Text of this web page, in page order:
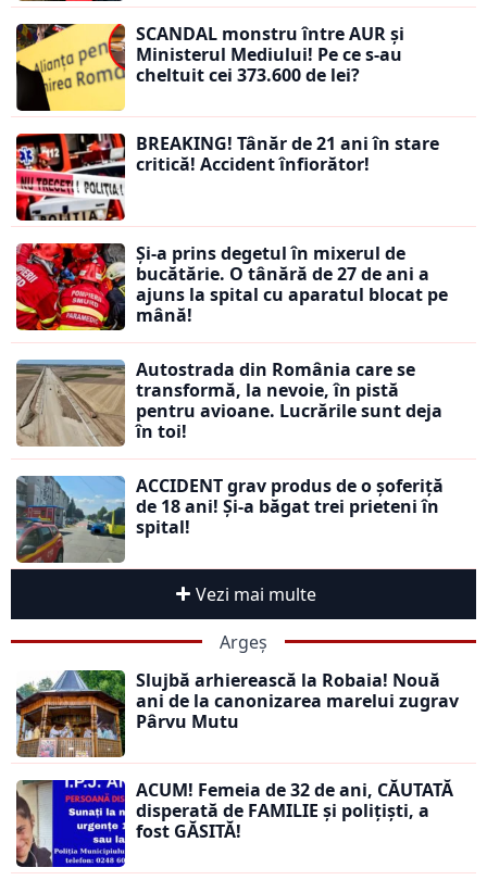
SCANDAL monstru între AUR și
Ministerul Mediului! Pe ce s-au
cheltuit cei 373.600 de lei?
BREAKING! Tânăr de 21 ani în stare
critică! Accident înfiorător!
Și-a prins degetul în mixerul de
bucătărie. O tânără de 27 de ani a
ajuns la spital cu aparatul blocat pe
mână!
Autostrada din România care se
transformă, la nevoie, în pistă
pentru avioane. Lucrările sunt deja
în toi!
ACCIDENT grav produs de o șoferiță
de 18 ani! Și-a băgat trei prieteni în
spital!
Vezi mai multe
Argeș
Slujbă arhierească la Robaia! Nouă
ani de la canonizarea marelui zugrav
Pârvu Mutu
ACUM! Femeia de 32 de ani, CĂUTATĂ
disperată de FAMILIE și polițiști, a
fost GĂSITĂ!